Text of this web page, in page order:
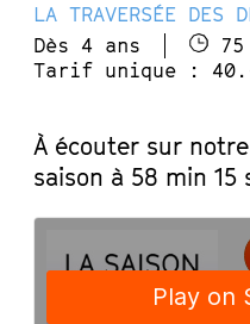
LA TRAVERSÉE DES
Dès 4 ans
Tarif unique :
À écouter sur
saison à 58 min 15